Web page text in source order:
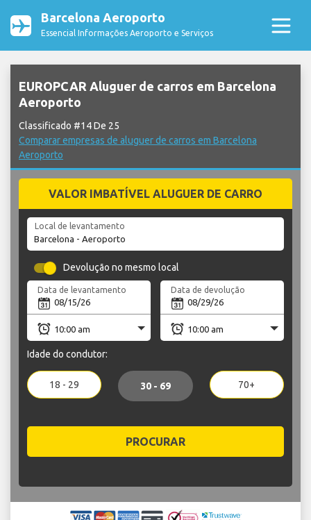
Barcelona Aeroporto
Essencial Informações Aeroporto e Serviços
EUROPCAR Aluguer de carros em Barcelona
Aeroporto
Classificado #14 De 25
Comparar empresas de aluguer de carros em Barcelona
Aeroporto
VALOR IMBATÍVEL ALUGUER DE CARRO
Local de levantamento
Devolução no mesmo local
Data de levantamento Data de devolução
Idade do condutor:
18 - 29 30 - 69 70+
PROCURAR